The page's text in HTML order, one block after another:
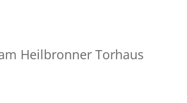
Heilbronner Torhaus